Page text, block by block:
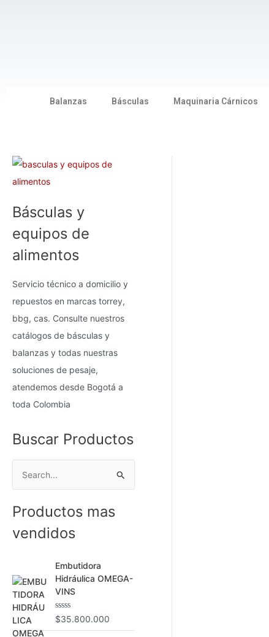
Balanzas Básculas Maquinaria Cárnicos
Básculas y
equipos de
alimentos
Servicio técnico a domicilio y
repuestos en marcas torrey,
bbg, cas. Consulte nuestros
catálogos de básculas y
balanzas y todas nuestras
soluciones de pesaje,
atendemos desde Bogotá a
toda Colombia
Buscar Productos
s
c
p
o
r
:
Productos mas
vendidos
Embutidora
Hidráulica OMEGA-
VINS
V
a
$35.800.000